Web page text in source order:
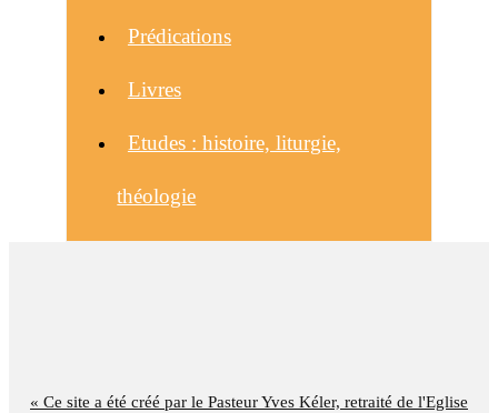
« Ce site a été créé par le Pasteur Yves Kéler, retraité de l'Eglise
Prédications
Livres
Etudes : histoire, liturgie,
théologie